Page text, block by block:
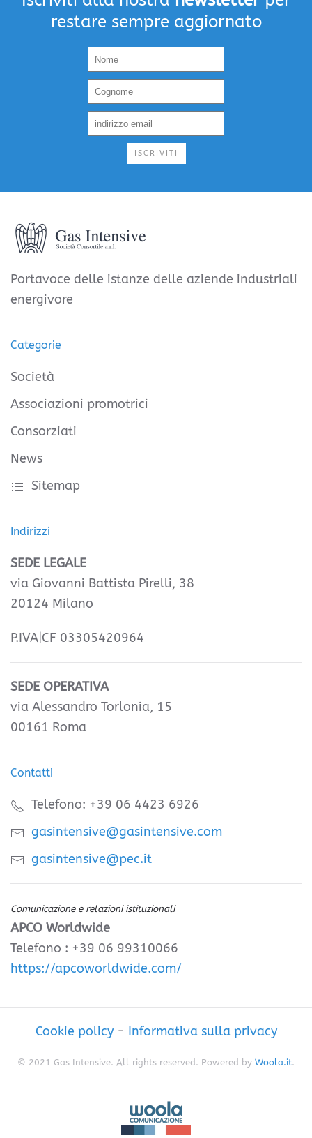
restare sempre aggiornato
ISCRIVITI
Portavoce delle istanze delle aziende industriali
energivore
Categorie
Società
Associazioni promotrici
Consorziati
News
Sitemap
Indirizzi
SEDE LEGALE
via Giovanni Battista Pirelli, 38
20124 Milano
P.IVA|CF 03305420964
SEDE OPERATIVA
via Alessandro Torlonia, 15
00161 Roma
Contatti
Telefono: +39 06 4423 6926
gasintensive@gasintensive.com
gasintensive@pec.it
Comunicazione e relazioni istituzionali
APCO Worldwide
Telefono : +39 06 99310066
https://apcoworldwide.com/
Cookie policy- Informativa sulla privacy
© 2021 Gas Intensive. All rights reserved. Powered by Woola.it.